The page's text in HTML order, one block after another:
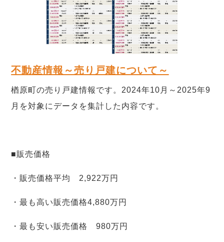
不動産情報～売り戸建について～
楢原町の売り戸建情報です。2024年10月～2025年9
月を対象にデータを集計した内容です。
■販売価格
・販売価格平均 2,922万円
・最も高い販売価格4,880万円
・最も安い販売価格 980万円